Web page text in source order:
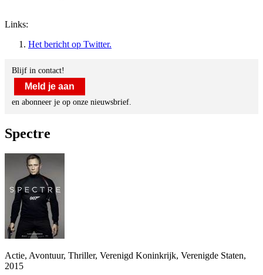
Links:
Het bericht op Twitter.
Blijf in contact!
Meld je aan
en abonneer je op onze nieuwsbrief.
Spectre
Actie, Avontuur, Thriller, Verenigd Koninkrijk, Verenigde Staten,
2015